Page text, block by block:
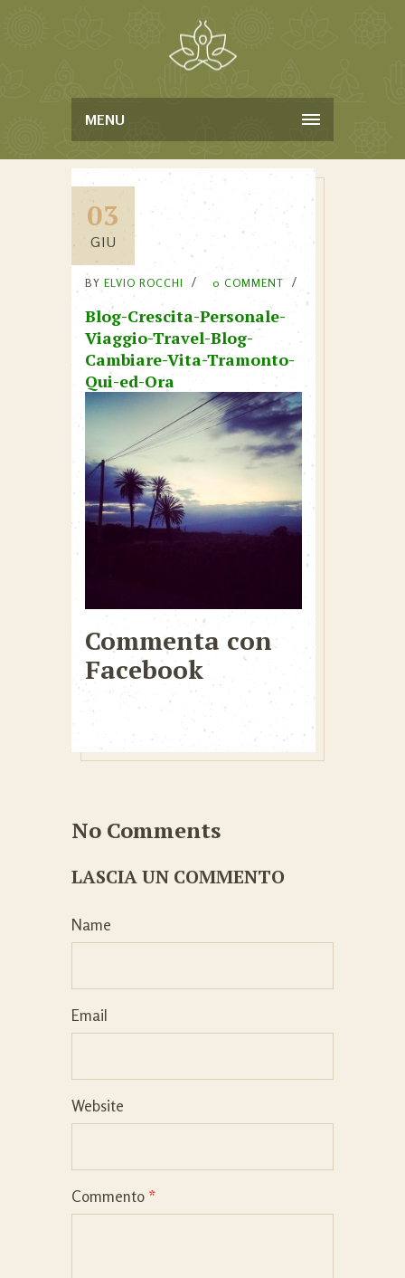
MENU
03
GIU
BY ELVIO ROCCHI 0 COMMENT
Blog-Crescita-Personale-
Viaggio-Travel-Blog-
Cambiare-Vita-Tramonto-
Qui-ed-Ora
Commenta con
Facebook
No Comments
LASCIA UN COMMENTO
Name
Email
Website
Commento *